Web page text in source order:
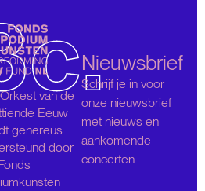
van de
Eeuw
genereus
door
Nieuwsbrief
Schrijf je in voor
onze nieuwsbrief
met nieuws en
aankomende
concerten.